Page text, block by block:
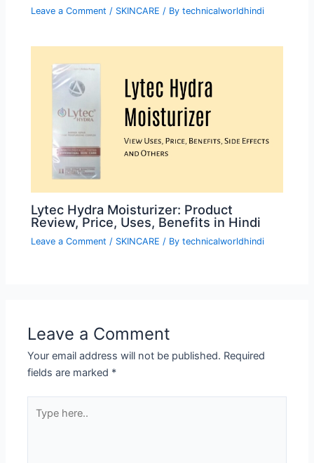
Leave a Comment / SKINCARE / Bytechnicalworldhindi
Lytec Hydra Moisturizer: Product
Review, Price, Uses, Benefits in Hindi
Leave a Comment / SKINCARE / Bytechnicalworldhindi
Leave a Comment
Your email address will not be published. Required
fields are marked *
here..